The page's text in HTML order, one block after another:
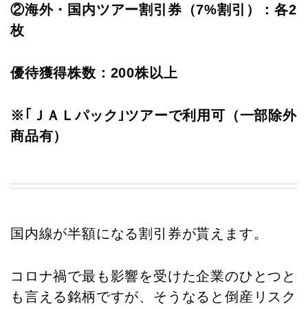
②海外・国内ツアー割引券（7%割引）：各2
枚
優待獲得株数：200株以上
※｢ＪＡＬパック｣ツアーで利用可（一部除外
商品有）
国内線が半額になる割引券が貰えます。
コロナ禍で最も影響を受けた企業のひとつと
も言える銘柄ですが、そうなると倒産リスク